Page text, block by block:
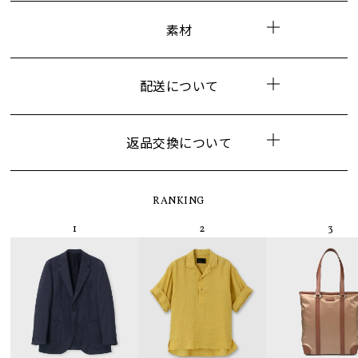
素材
配送について
返品交換について
RANKING